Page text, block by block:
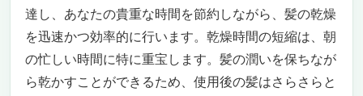
達し、あなたの貴重な時間を節約しながら、髪の乾燥
を迅速かつ効率的に行います。乾燥時間の短縮は、朝
の忙しい時間に特に重宝します。髪の潤いを保ちなが
ら乾かすことができるため、使用後の髪はさらさらと